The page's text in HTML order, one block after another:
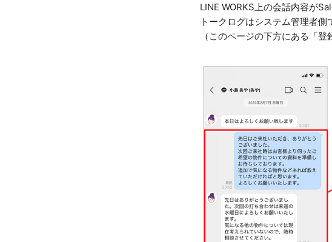
LINE WORKS上の会話内容が
トークログはシステム管理者側
（このページの下方にある「登